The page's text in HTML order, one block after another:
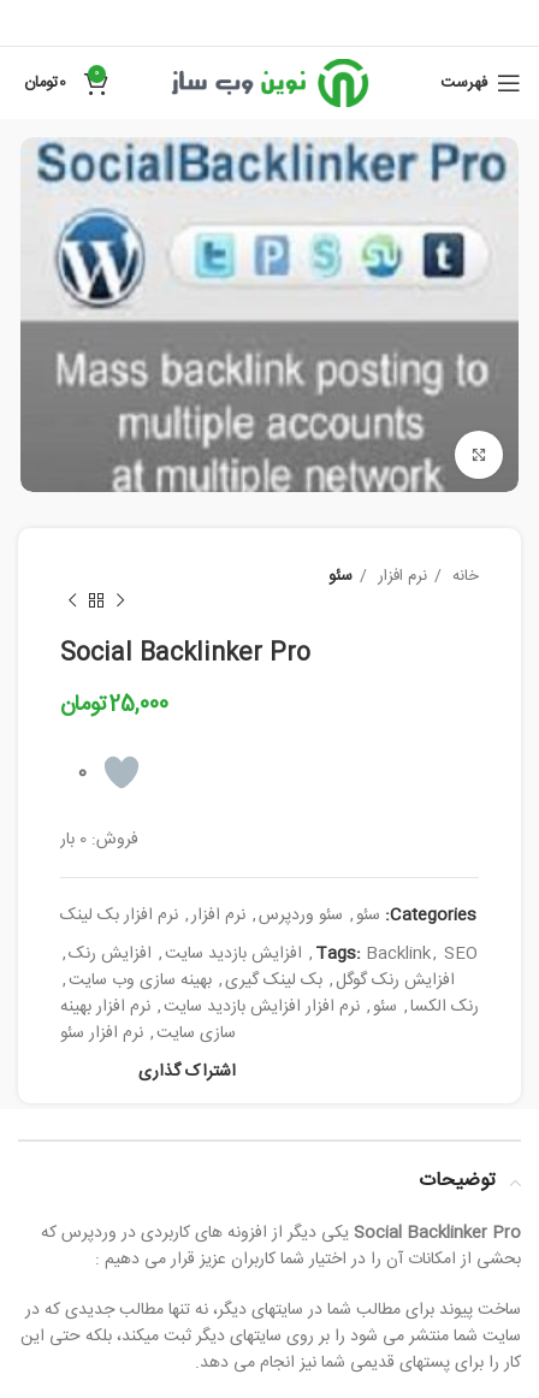
فهرست 0
0تومان
برای بزرگنمایی کلیک کنید
خانه نرم افزار سئو
Social Backlinker Pro
25,000تومان
0
فروش: 0 بار
Categories: سئو, سئو وردپرس, نرم افزار, نرم افزار بک لینک
Tags: Backlink, SEO
, افزایش بازدید سایت, افزایش رنک,
افزایش رنک گوگل, بک لینک گیری, بهینه سازی وب سایت,
رنک الکسا, سئو, نرم افزار افزایش بازدید سایت, نرم افزار بهینه
سازی سایت, نرم افزار سئو
اشتراک گذاری
توضیحات
Social Backlinker Proیکی دیگر از افزونه های کاربردی در وردپرس که
بحشی از امکانات آن را در اختیار شما کاربران عزیز قرار می دهیم :
ساخت پیوند برای مطالب شما در سایتهای دیگر، نه تنها مطالب جدیدی که در
سایت شما منتشر می شود را بر روی سایتهای دیگر ثبت میکند، بلکه حتی این
کار را برای پستهای قدیمی شما نیز انجام می دهد.